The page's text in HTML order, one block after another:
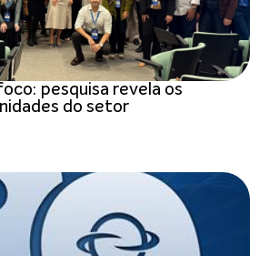
pesquisa revela os
do setor